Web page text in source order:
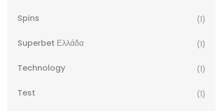
Spins (1)
Superbet Ελλάδα (1)
Technology (1)
Test (1)